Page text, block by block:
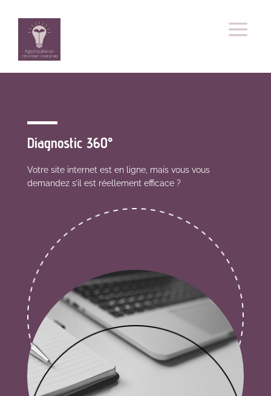
a
Diagnostic 360°
Votre site internet est en ligne, mais vous vous
demandez s’il est réellement efficace ?